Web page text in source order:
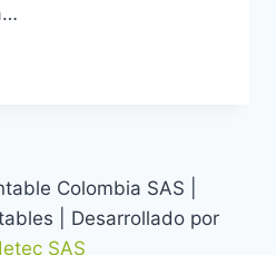
Colombia SAS |
| Desarrollado por
SAS